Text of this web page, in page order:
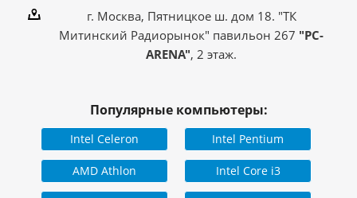
г. Москва, Пятницкое ш. дом 18. "ТК
Митинский Радиорынок" павильон 267 "PC-
ARENA", 2 этаж.
Популярные компьютеры:
Intel Celeron Intel Pentium
AMD Athlon Intel Core i3